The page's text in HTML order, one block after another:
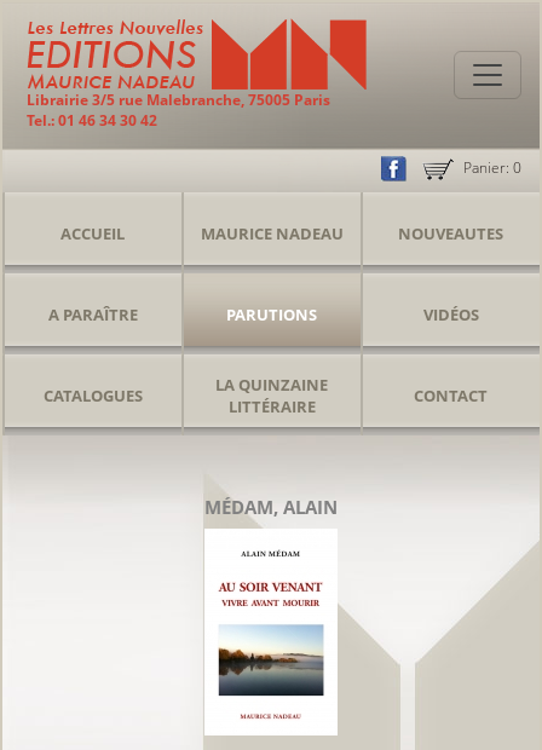
Librairie 3/5 rue Malebranche, 75005 Paris
Tel.: 01 46 34 30 42
Panier: 0
ACCUEIL MAURICE NADEAU NOUVEAUTES
A PARAÎTRE PARUTIONS VIDÉOS
CATALOGUES
LA QUINZAINE
LITTÉRAIRE
CONTACT
MÉDAM, ALAIN